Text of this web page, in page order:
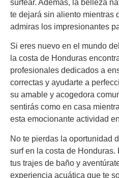
surfear. Además, la belleza
te dejará sin aliento mientras
admiras los impresionantes
Si eres nuevo en el mundo
la costa de Honduras
profesionales dedicados a
correctas y ayudarte a
su amable y acogedora
sentirás como en casa
esta emocionante actividad
No te pierdas la oportunidad
surf en la costa de Honduras.
tus trajes de baño y
experiencia acuática que te